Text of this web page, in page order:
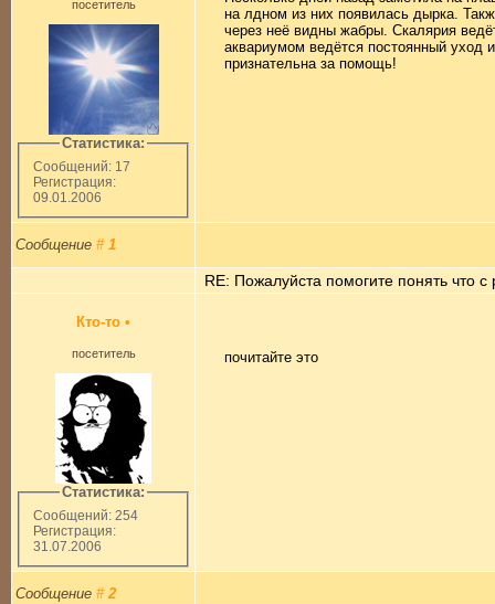
посетитель
Статистика:
Сообщений: 17
Регистрация:
09.01.2006
на лдном из них появилась дырка.
через неё видны жабры. Скалярия
аквариумом ведётся постоянный уход
признательна за помощь!
Сообщение # 1
RE: Пожалуйста помогите понять что
Кто-то •
посетитель
Статистика:
Сообщений: 254
Регистрация:
31.07.2006
почитайте это
Сообщение # 2